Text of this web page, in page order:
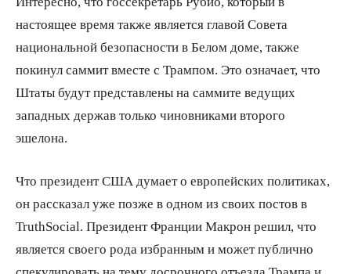
настоящее время также является главой Совета
национальной безопасности в Белом доме, также
покинул саммит вместе с Трампом. Это означает, что
Штаты будут представлены на саммите ведущих
западных держав только чиновниками второго
эшелона.
Что президент США думает о европейских политиках,
он рассказал уже позже в одном из своих постов в
TruthSocial. Президент Франции Макрон решил, что
является своего рода избранным и может публично
спекулировать на тему досрочного отъезда Трампа и